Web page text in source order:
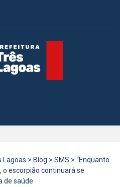
Lagoas > Blog > SMS > “Enquanto
escorpião continuará se
de saúde